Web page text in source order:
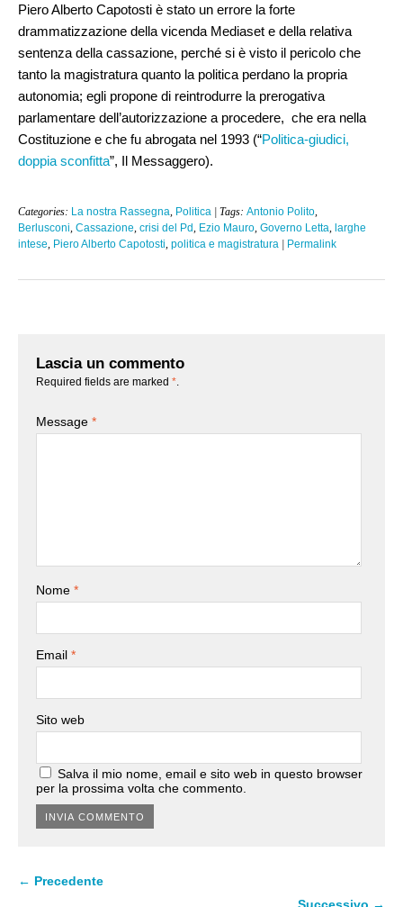
Piero Alberto Capotosti è stato un errore la forte
drammatizzazione della vicenda Mediaset e della relativa
sentenza della cassazione, perché si è visto il pericolo che
tanto la magistratura quanto la politica perdano la propria
autonomia; egli propone di reintrodurre la prerogativa
parlamentare dell’autorizzazione a procedere, che era nella
Costituzione e che fu abrogata nel 1993 (“Politica-giudici,
doppia sconfitta”, Il Messaggero).
Categories: La nostra Rassegna Politica | Tags: Antonio Polito
Berlusconi Cassazione crisi del Pd Ezio Mauro Governo Letta larghe
intese Piero Alberto Capotosti politica e magistratura | Permalink
Lascia un commento
Required fields are marked *
Message *
Nome *
Email *
Sito web
Salva il mio nome, email e sito web in questo browser
per la prossima volta che commento.
← Precedente
Successivo →